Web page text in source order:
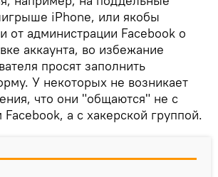
iPhone, или якобы
от администрации Facebook о
аккаунта, во избежание
просят заполнить
У некоторых не возникает
что они "общаются" не с
Facebook, а с хакерской группой.